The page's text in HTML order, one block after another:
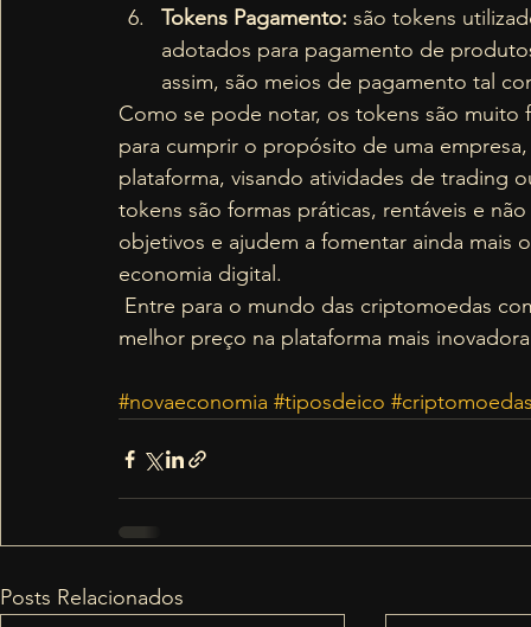
Tokens Pagamento: são tokens
adotados para pagamento de
assim, são meios de pagamento tal
Como se pode notar, os tokens são muito
para cumprir o propósito de uma
plataforma, visando atividades de trading
tokens são formas práticas, rentáveis e
objetivos e ajudem a fomentar ainda
economia digital.
Entre para o mundo das criptomoedas
melhor preço na plataforma mais
#novaeconomia #tiposdeico
Posts Relacionados